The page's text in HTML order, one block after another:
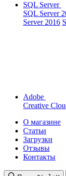
SQL Server
SQL Server
Server 2016
Adobe
Creative
О магазине
Статьи
Загрузки
Отзывы
Контакты